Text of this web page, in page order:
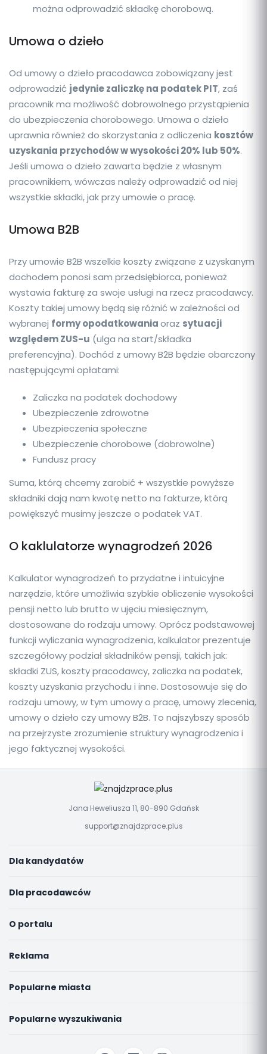
można odprowadzić składkę chorobową.
Umowa o dzieło
Od umowy o dzieło pracodawca zobowiązany jest
odprowadzić jedynie zaliczkę na podatek PIT, zaś
pracownik ma możliwość dobrowolnego przystąpienia
do ubezpieczenia chorobowego. Umowa o dzieło
uprawnia również do skorzystania z odliczenia kosztów
uzyskania przychodów w wysokości 20% lub 50%.
Jeśli umowa o dzieło zawarta będzie z własnym
pracownikiem, wówczas należy odprowadzić od niej
wszystkie składki, jak przy umowie o pracę.
Umowa B2B
Przy umowie B2B wszelkie koszty związane z uzyskanym
dochodem ponosi sam przedsiębiorca, ponieważ
wystawia fakturę za swoje usługi na rzecz pracodawcy.
Koszty takiej umowy będą się różnić w zależności od
wybranej formy opodatkowaniaoraz sytuacji
względem ZUS-u (ulga na start/składka
preferencyjna). Dochód z umowy B2B będzie obarczony
następującymi opłatami:
Zaliczka na podatek dochodowy
Ubezpieczenie zdrowotne
Ubezpieczenia społeczne
Ubezpieczenie chorobowe (dobrowolne)
Fundusz pracy
Suma, którą chcemy zarobić + wszystkie powyższe
składniki dają nam kwotę netto na fakturze, którą
powiększyć musimy jeszcze o podatek VAT.
O kaklulatorze wynagrodzeń 2026
Kalkulator wynagrodzeń to przydatne i intuicyjne
narzędzie, które umożliwia szybkie obliczenie wysokości
pensji netto lub brutto w ujęciu miesięcznym,
dostosowane do rodzaju umowy. Oprócz podstawowej
funkcji wyliczania wynagrodzenia, kalkulator prezentuje
szczegółowy podział składników pensji, takich jak:
składki ZUS, koszty pracodawcy, zaliczka na podatek,
koszty uzyskania przychodu i inne. Dostosowuje się do
rodzaju umowy, w tym umowy o pracę, umowy zlecenia,
umowy o dzieło czy umowy B2B. To najszybszy sposób
na przejrzyste zrozumienie struktury wynagrodzenia i
jego faktycznej wysokości.
Jana Heweliusza 11, 80-890 Gdańsk
support@znajdzprace.plus
Dla kandydatów
Dla pracodawców
O portalu
Reklama
Popularne miasta
Popularne wyszukiwania